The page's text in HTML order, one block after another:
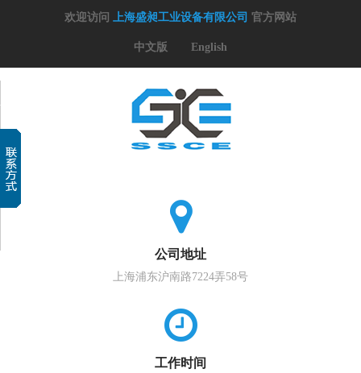
欢迎访问 上海盛昶工业设备有限公司 官方网站
中文版 English
公司地址
上海浦东沪南路7224弄58号
工作时间